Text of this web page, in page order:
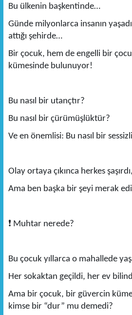
Bu ülkenin başkentinde…
Günde milyonlarca insanın
attığı şehirde…
Bir çocuk, hem de engelli bir
kümesinde bulunuyor!
Bu nasıl bir utançtır?
Bu nasıl bir çürümüşlüktür?
Ve en önemlisi: Bu nasıl bir
Olay ortaya çıkınca herkes
Ama ben başka bir şeyi merak
❗ Muhtar nerede?
Bu çocuk yıllarca o mahallede
Her sokaktan geçildi, her ev
Ama bir çocuk, bir güvercin
kimse bir “dur” mu demedi?